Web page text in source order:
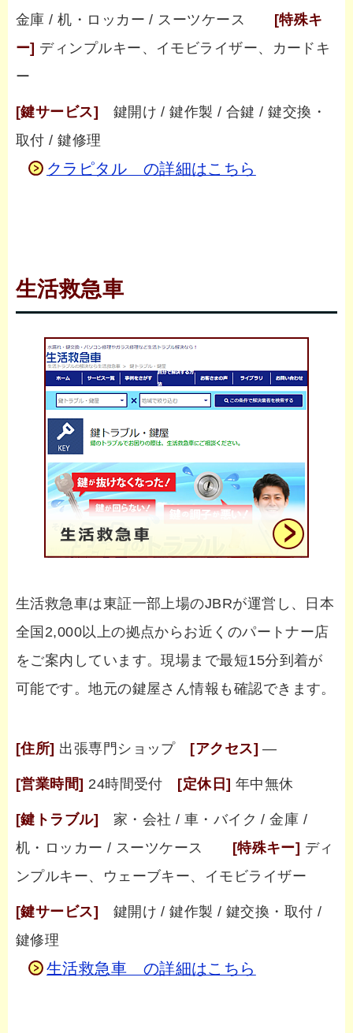
金庫 / 机・ロッカー / スーツケース
[特殊キ
ー] ディンプルキー、イモビライザー、カードキ
ー
[鍵サービス]
鍵開け / 鍵作製 / 合鍵 / 鍵交換・
取付 / 鍵修理
クラピタル の詳細はこちら
生活救急車
生活救急車は東証一部上場のJBRが運営し、日本
全国2,000以上の拠点からお近くのパートナー店
をご案内しています。現場まで最短15分到着が
可能です。地元の鍵屋さん情報も確認できます。
[住所] 出張専門ショップ [アクセス] ―
[営業時間] 24時間受付 [定休日] 年中無休
[鍵トラブル]
家・会社 / 車・バイク / 金庫 /
机・ロッカー / スーツケース
[特殊キー] ディ
ンプルキー、ウェーブキー、イモビライザー
[鍵サービス]
鍵開け / 鍵作製 / 鍵交換・取付 /
鍵修理
生活救急車 の詳細はこちら